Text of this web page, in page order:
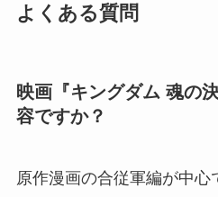
よくある質問
映画『キングダム 魂の
容ですか？
原作漫画の合従軍編が中